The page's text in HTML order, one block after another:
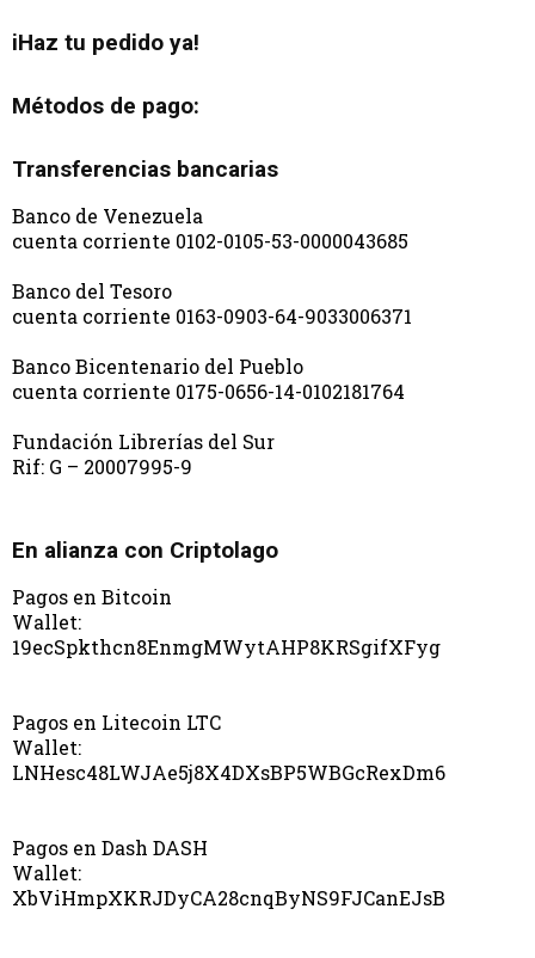
iHaz tu pedido ya!
Métodos de pago:
Transferencias bancarias
Banco de Venezuela
cuenta corriente 0102-0105-53-0000043685
Banco del Tesoro
cuenta corriente 0163-0903-64-9033006371
Banco Bicentenario del Pueblo
cuenta corriente 0175-0656-14-0102181764
Fundación Librerías del Sur
Rif: G – 20007995-9
En alianza con Criptolago
Pagos en Bitcoin
Wallet:
19ecSpkthcn8EnmgMWytAHP8KRSgifXFyg
Pagos en Litecoin LTC
Wallet:
LNHesc48LWJAe5j8X4DXsBP5WBGcRexDm6
Pagos en Dash DASH
Wallet:
XbViHmpXKRJDyCA28cnqByNS9FJCanEJsB